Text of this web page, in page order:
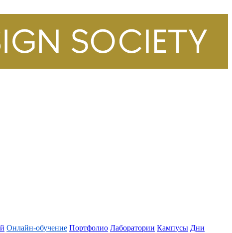
Онлайн-обучение Портфолио Лаборатории Кампусы Дни